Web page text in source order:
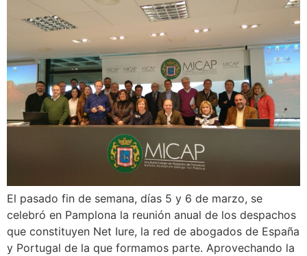
El pasado fin de semana, días 5 y 6 de marzo, se
celebró en Pamplona la reunión anual de los despachos
que constituyen Net Iure, la red de abogados de España
y Portugal de la que formamos parte. Aprovechando la